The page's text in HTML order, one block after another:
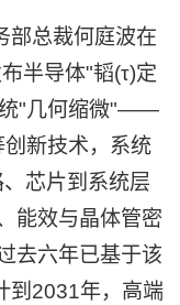
部总裁何庭波在
半导体"韬(τ)定
统"几何缩微"——
新技术，系统
芯片到系统层
能效与晶体管密
去六年已基于该
到2031年，高端